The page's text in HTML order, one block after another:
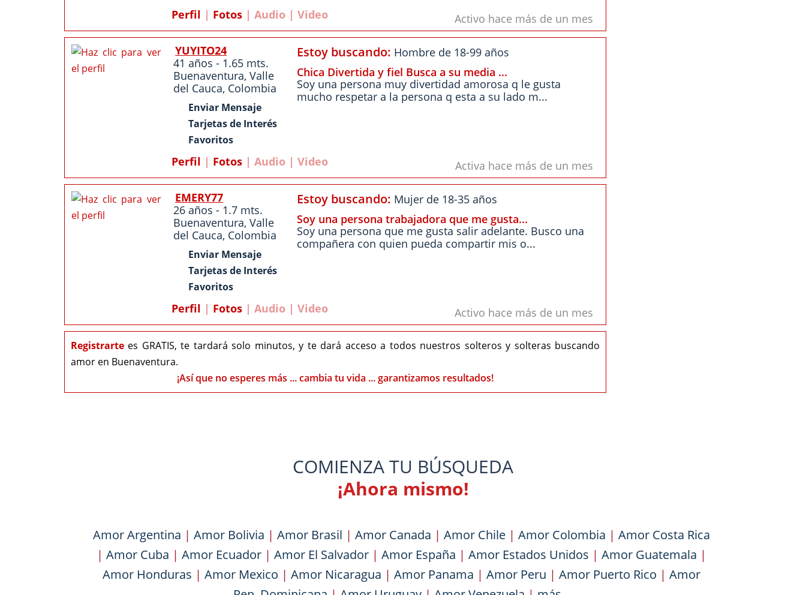
Perfil | Fotos | Audio | Video Activo hace más de un mes
YUYITO24
41 años - 1.65 mts.
Buenaventura, Valle
del Cauca, Colombia
Enviar Mensaje
Tarjetas de Interés
Favoritos
Estoy buscando: Hombre de 18-99 años
Chica Divertida y fiel Busca a su media ...
Soy una persona muy divertidad amorosa q le gusta
mucho respetar a la persona q esta a su lado m...
Perfil | Fotos | Audio | Video Activa hace más de un mes
EMERY77
26 años - 1.7 mts.
Buenaventura, Valle
del Cauca, Colombia
Enviar Mensaje
Tarjetas de Interés
Favoritos
Estoy buscando: Mujer de 18-35 años
Soy una persona trabajadora que me gusta...
Soy una persona que me gusta salir adelante. Busco una
compañera con quien pueda compartir mis o...
Perfil | Fotos | Audio | Video Activo hace más de un mes
Registrarte es GRATIS, te tardará solo minutos, y te dará acceso a todos nuestros solteros y solteras buscando
amor en Buenaventura.
¡Así que no esperes más ... cambia tu vida ... garantizamos resultados!
COMIENZA TU BÚSQUEDA
¡Ahora mismo!
Amor Argentina | Amor Bolivia | Amor Brasil | Amor Canada | Amor Chile | Amor Colombia | Amor Costa Rica
| Amor Cuba | Amor Ecuador | Amor El Salvador | Amor España | Amor Estados Unidos | Amor Guatemala |
Amor Honduras | Amor Mexico | Amor Nicaragua | Amor Panama | Amor Peru | Amor Puerto Rico | Amor